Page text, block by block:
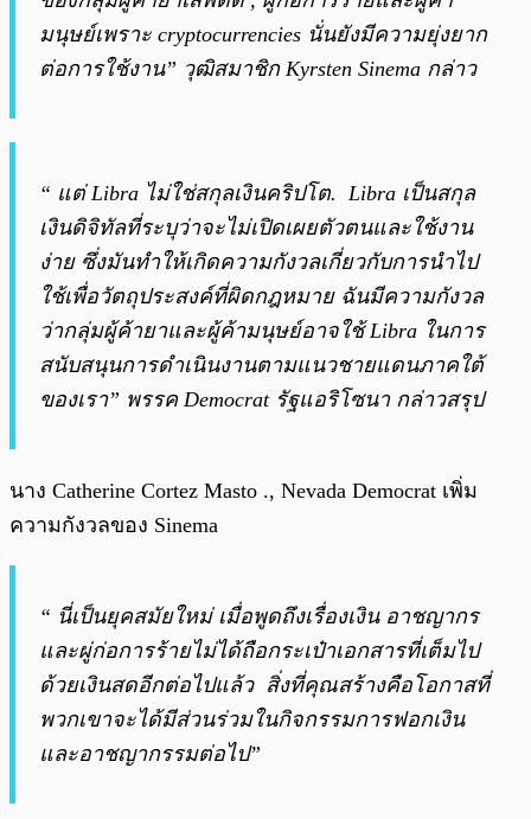
มนุษย์เพราะ cryptocurrencies นั่นยังมีความยุ่งยาก
ต่อการใช้งาน” วุฒิสมาชิก Kyrsten Sinema กล่าว
“ แต่ Libra ไม่ใช่สกุลเงินคริปโต. Libra เป็นสกุล
เงินดิจิทัลที่ระบุว่าจะไม่เปิดเผยตัวตนและใช้งาน
ง่าย ซึ่งมันทำให้เกิดความกังวลเกี่ยวกับการนำไป
ใช้เพื่อวัตถุประสงค์ที่ผิดกฎหมาย ฉันมีความกังวล
ว่ากลุ่มผู้ค้ายาและผู้ค้ามนุษย์อาจใช้ Libra ในการ
สนับสนุนการดำเนินงานตามแนวชายแดนภาคใต้
ของเรา” พรรค Democrat รัฐแอริโซนา กล่าวสรุป
นาง Catherine Cortez Masto ., Nevada Democrat เพิ่ม
ความกังวลของ Sinema
“ นี่เป็นยุคสมัยใหม่ เมื่อพูดถึงเรื่องเงิน อาชญากร
และผู่ก่อการร้ายไม่ได้ถือกระเป๋าเอกสารที่เต็มไป
ด้วยเงินสดอีกต่อไปแล้ว สิ่งที่คุณสร้างคือโอกาสที่
พวกเขาจะได้มีส่วนร่วมในกิจกรรมการฟอกเงิน
และอาชญากรรมต่อไป”